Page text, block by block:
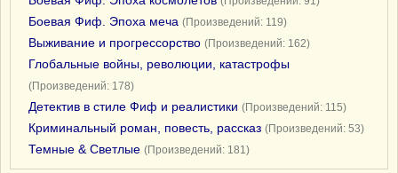
Боевая Фиф. Эпоха меча (Произведений: 119)
Выживание и прогрессорство (Произведений: 162)
Глобальные войны, революции, катастрофы
(Произведений: 178)
Детектив в стиле Фиф и реалистики (Произведений: 115)
Криминальный роман, повесть, рассказ (Произведений: 53)
Темные & Светлые (Произведений: 181)